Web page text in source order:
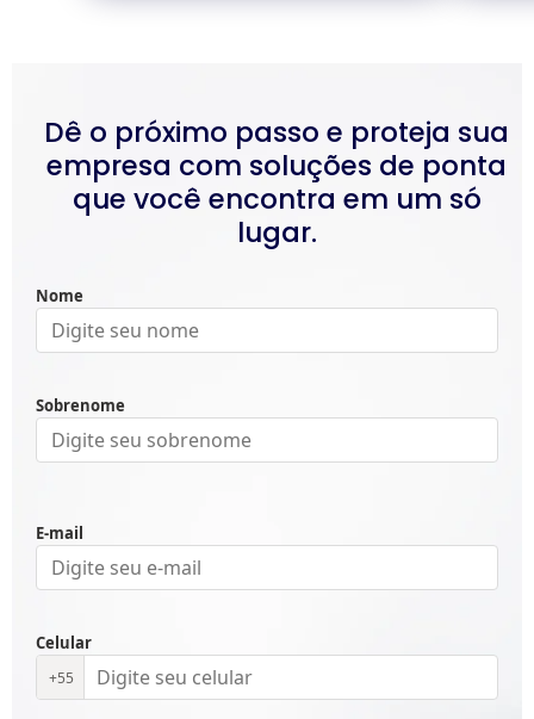
Dê o próximo passo e proteja sua
empresa com soluções de ponta
que você encontra em um só
lugar.
Nome
Sobrenome
E-mail
Celular
+55